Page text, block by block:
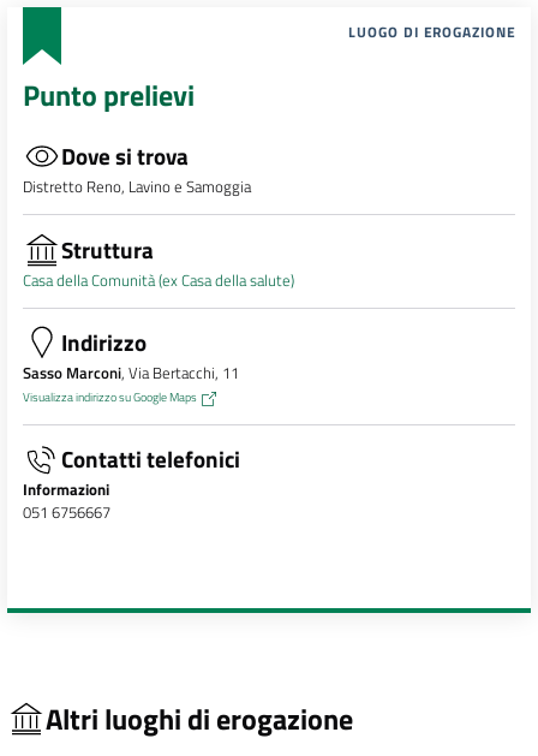
LUOGO DI EROGAZIONE
Punto prelievi
Dove si trova
Distretto Reno, Lavino e Samoggia
Struttura
Casa della Comunità (ex Casa della salute)
Indirizzo
Sasso Marconi, Via Bertacchi, 11
Visualizza indirizzo su Google Maps
Contatti telefonici
Informazioni
051 6756667
Altri luoghi di erogazione